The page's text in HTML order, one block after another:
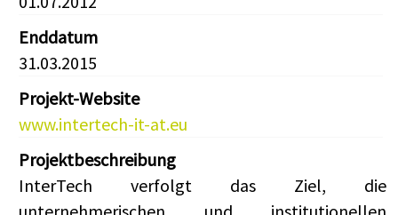
Enddatum
31.03.2015
Projekt-Website
www.intertech-it-at.eu
Projektbeschreibung
InterTech verfolgt das Ziel, die